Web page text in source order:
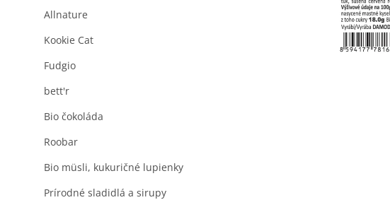
Allnature
Kookie Cat
Fudgio
bett'r
Bio čokoláda
Roobar
Bio müsli, kukuričné lupienky
Prírodné sladidlá a sirupy